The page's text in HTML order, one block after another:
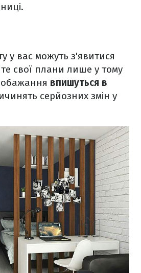
у вас можуть з'явитися
свої плани лише у тому
впишуться в
серйозних змін у